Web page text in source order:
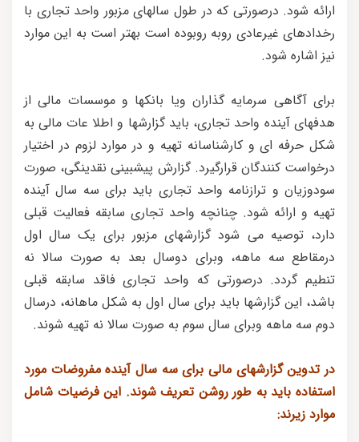
ارائه شود. درصورتی که در طول سالهای مزبور واحد تجاری با
رخدادهای غیرعادی روبه روبوده است بهتر است به این موارد
نیز اشاره شود.
برای آگاهی سرمایه گذاران ویا بانکها و موسسات مالی از
هدفهای آینده واحد تجاری، باید گزارشها و اطلا عات مالی به
شکل حرفه ای و کارشناسانه تهیه و در موارد لزوم در اختیار
درخواست کنندگان قرارگیرد. گزارش پیشبینی نقدینگی، صورت
سودوزیان و ترازنامه واحد تجاری باید برای سه سال آینده
تهیه و ارائه شود. چنانچه واحد تجاری سابقه فعالیت قبلی
دارد، توصیه می شود گزارشهای مزبور برای یک سال اول
درمقاطع سه ماهه، وبرای دوسال بعد به صورت سالا نه
تنطیم گردد. درصورتی که واحد تجاری فاقد سابقه قبلی
باشد، این گزارشها باید برای سال اول به شکل ماهانه، درسال
دوم سه ماهه وبرای سال سوم به صورت سالا نه تهیه شوند.
در تدوین گزارشهای مالی برای سه سال آینده مفروضات مورد
استفاده باید به طور روشن تعریف شوند. این فرضیات شامل
موارد زیرند: